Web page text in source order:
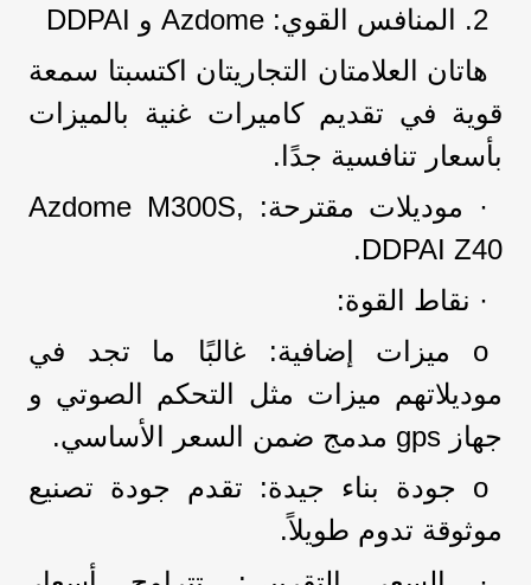
2. المنافس القوي: Azdome و DDPAI
هاتان العلامتان التجاريتان اكتسبتا سمعة
قوية في تقديم كاميرات غنية بالميزات
بأسعار تنافسية جدًا.
· موديلات مقترحة: Azdome M300S,
DDPAI Z40.
· نقاط القوة:
o ميزات إضافية: غالبًا ما تجد في
موديلاتهم ميزات مثل التحكم الصوتي و
جهاز gps مدمج ضمن السعر الأساسي.
o جودة بناء جيدة: تقدم جودة تصنيع
موثوقة تدوم طويلاً.